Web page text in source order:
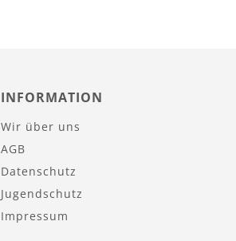
INFORMATION
Wir über uns
AGB
Datenschutz
Jugendschutz
Impressum